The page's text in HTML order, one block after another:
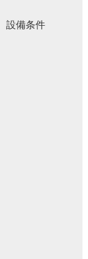
設備条件